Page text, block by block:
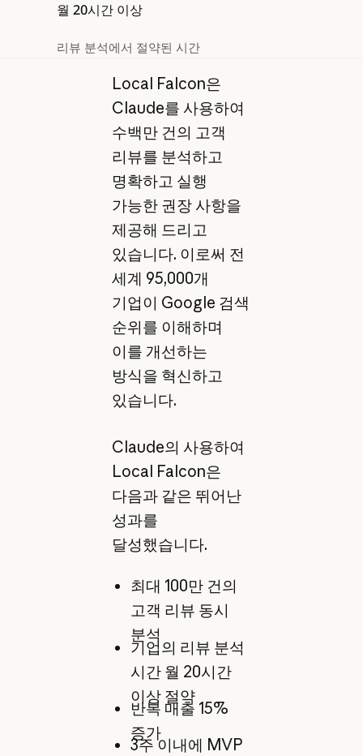
월 20시간 이상
리뷰 분석에서 절약된 시간
Local Falcon은
Claude를 사용하여
수백만 건의 고객
리뷰를 분석하고
명확하고 실행
가능한 권장 사항을
제공해 드리고
있습니다. 이로써 전
세계 95,000개
기업이 Google 검색
순위를 이해하며
이를 개선하는
방식을 혁신하고
있습니다.
Claude의 사용하여
Local Falcon은
다음과 같은 뛰어난
성과를
달성했습니다.
최대 100만 건의
고객 리뷰 동시
분석
기업의 리뷰 분석
시간 월 20시간
이상 절약
반복 매출 15%
증가
3주 이내에 MVP